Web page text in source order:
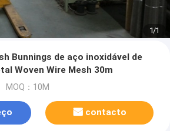
1/1
Bunnings de aço inoxidável de
Woven Wire Mesh 30m
MOQ：10M
contacto